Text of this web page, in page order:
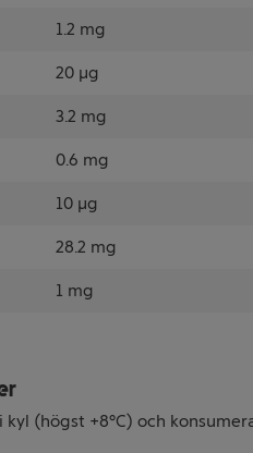
1.2 mg
20 µg
3.2 mg
0.6 mg
10 µg
28.2 mg
1 mg
(högst +8°C) och